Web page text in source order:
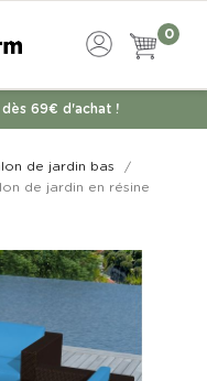
0
dès 69€ d'achat !
de jardin bas
de jardin en résine